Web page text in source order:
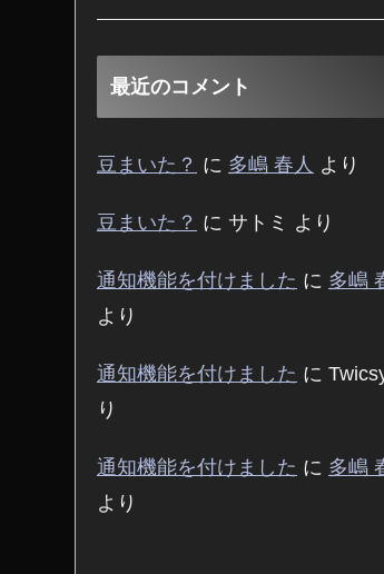
最近のコメント
豆まいた？ に 多嶋 春人 より
豆まいた？ に サトミ より
通知機能を付けました に 多嶋
より
通知機能を付けました に
り
通知機能を付けました に 多嶋
より